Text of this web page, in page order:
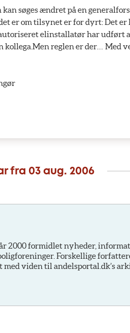
søges ændret på en
er om tilsynet er for dyrt: Det er
elinstallatør har udført
reglen er der… Med
fra 03 aug. 2006
2000 formidlet nyheder,
Forskellige
viden til andelsportal.dk’s